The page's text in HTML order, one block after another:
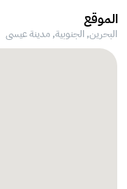
الموقع
البحرين, الجنوبية,مدينة عيسى